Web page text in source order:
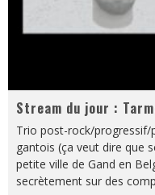
Stream du jour :
Trio post-rock/
gantois (ça veut dire que
petite ville de Gand en
secrètement sur des